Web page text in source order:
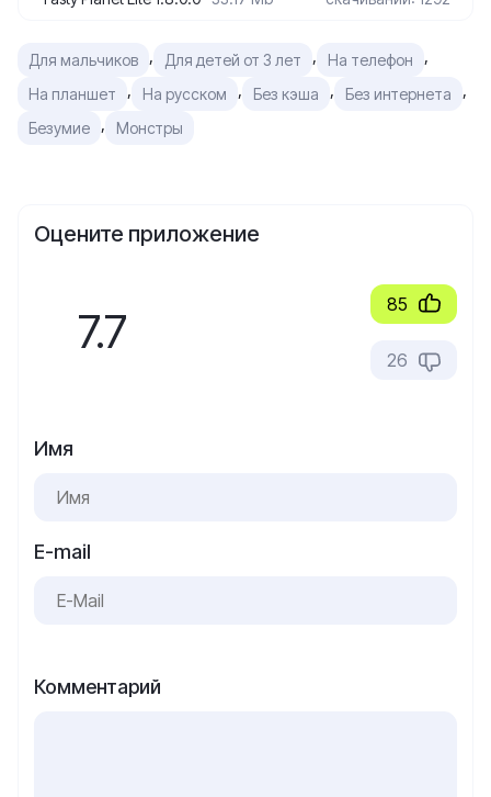
Для мальчиков , Для детей от 3 лет , На телефон ,
На планшет , На русском , Без кэша , Без интернета ,
Безумие , Монстры
Оцените приложение
7.7 85
26
Имя
E-mail
Комментарий